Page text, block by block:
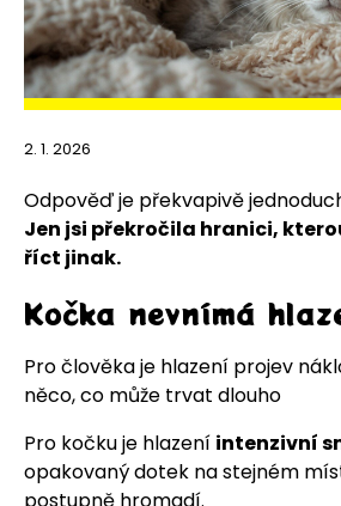
2. 1. 2026
Odpověď je překvapivě
Jen jsi překročila hranici,
říct jinak.
Kočka nevnímá
Pro člověka je hlazení projev
něco, co může trvat dlouho
Pro kočku je hlazení intenzivní
opakovaný dotek na stejném
postupně hromadí.